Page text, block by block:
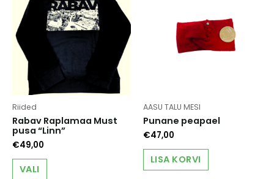
Riided
Rabav Raplamaa Must
pusa “Linn”
€49,00
VALI
This
AASU TALU MESI
Punane peapael
€47,00
LISA KORVI